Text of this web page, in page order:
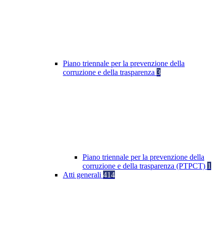
Piano triennale per la prevenzione della
corruzione e della trasparenza 3
Piano triennale per la prevenzione della
corruzione e della trasparenza (PTPCT) 1
Atti generali 414